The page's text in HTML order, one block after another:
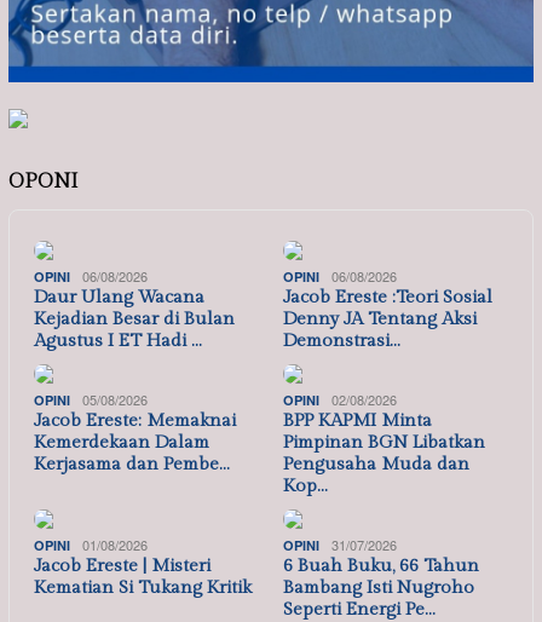
OPONI
OPINI 06/08/2026
Daur Ulang Wacana
Kejadian Besar di Bulan
Agustus I ET Hadi …
OPINI 06/08/2026
Jacob Ereste :Teori Sosial
Denny JA Tentang Aksi
Demonstrasi…
OPINI 05/08/2026
Jacob Ereste: Memaknai
Kemerdekaan Dalam
Kerjasama dan Pembe…
OPINI 02/08/2026
BPP KAPMI Minta
Pimpinan BGN Libatkan
Pengusaha Muda dan
Kop…
OPINI 01/08/2026
Jacob Ereste | Misteri
Kematian Si Tukang Kritik
OPINI 31/07/2026
6 Buah Buku, 66 Tahun
Bambang Isti Nugroho
Seperti Energi Pe…